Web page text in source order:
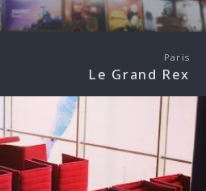
Paris
Le Grand Rex